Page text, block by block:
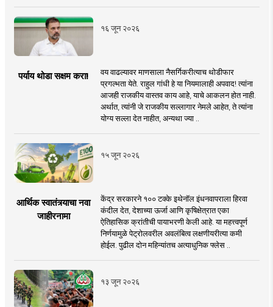
१६ जून २०२६
पर्याय थोडा सक्षम करा!
वय वाढल्यावर माणसाला नैसर्गिकरीत्याच थोडीफार
प्रगल्भता येते. राहुल गांधी हे या नियमालाही अपवाद! त्यांना
आजही राजकीय वास्तव काय आहे, याचे आकलन होत नाही.
अर्थात, त्यांनी जे राजकीय सल्लागार नेमले आहेत, ते त्यांना
योग्य सल्ला देत नाहीत, अन्यथा ज्या ..
१५ जून २०२६
आर्थिक स्वातंत्र्याचा नवा
जाहीरनामा
केंद्र सरकारने १०० टक्के इथेनॉल इंधनवापराला हिरवा
कंदील देत, देशाच्या ऊर्जा आणि कृषिक्षेत्रात एका
ऐतिहासिक क्रांतीची पायाभरणी केली आहे. या महत्त्वपूर्ण
निर्णयामुळे पेट्रोलवरील अवलंबित्व लक्षणीयरीत्या कमी
होईल. पुढील दोन महिन्यांतच अत्याधुनिक फ्लेस ..
१३ जून २०२६